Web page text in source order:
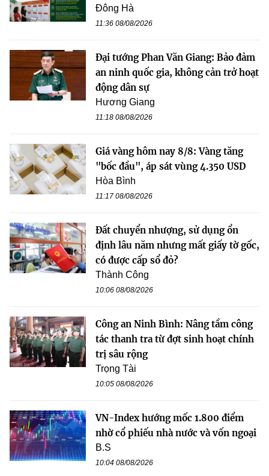
Đông Hà
11:36 08/08/2026
Đại tướng Phan Văn Giang: Bảo đảm
an ninh quốc gia, không cản trở hoạt
động dân sự
Hương Giang
11:18 08/08/2026
Giá vàng hôm nay 8/8: Vàng tăng
"bốc đầu", áp sát vùng 4.350 USD
Hòa Bình
11:17 08/08/2026
Đất chuyển nhượng, sử dụng ổn
định lâu năm nhưng mất giấy tờ gốc,
có được cấp sổ đỏ?
Thành Công
10:06 08/08/2026
Công an Ninh Bình: Nâng tầm công
tác thanh tra từ đợt sinh hoạt chính
trị sâu rộng
Trọng Tài
10:05 08/08/2026
VN-Index hướng mốc 1.800 điểm
nhờ cổ phiếu nhà nước và vốn ngoại
B.S
10:04 08/08/2026